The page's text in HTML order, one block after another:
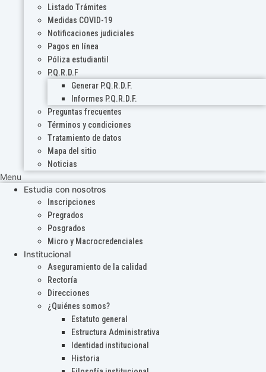
Listado Trámites
Medidas COVID-19
Notificaciones judiciales
Pagos en línea
Póliza estudiantil
P.Q.R.D.F
Generar P.Q.R.D.F.
Informes P.Q.R.D.F.
Preguntas frecuentes
Términos y condiciones
Tratamiento de datos
Mapa del sitio
Noticias
Menu
Estudia con nosotros
Inscripciones
Pregrados
Posgrados
Micro y Macrocredenciales
Institucional
Aseguramiento de la calidad
Rectoría
Direcciones
¿Quiénes somos?
Estatuto general
Estructura Administrativa
Identidad institucional
Historia